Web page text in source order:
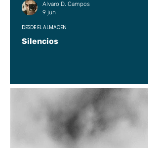
Silencios
DESDE EL ALMACÉN
Alvaro D. Campos
9 jun